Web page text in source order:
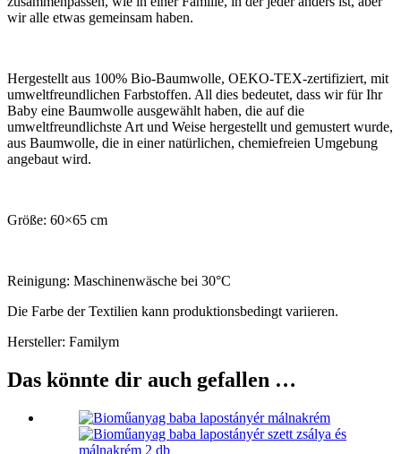
wir alle etwas gemeinsam haben.
Hergestellt aus 100% Bio-Baumwolle, OEKO-TEX-zertifiziert, mit
umweltfreundlichen Farbstoffen. All dies bedeutet, dass wir für Ihr
Baby eine Baumwolle ausgewählt haben, die auf die
umweltfreundlichste Art und Weise hergestellt und gemustert wurde,
aus Baumwolle, die in einer natürlichen, chemiefreien Umgebung
angebaut wird.
Größe: 60×65 cm
Reinigung: Maschinenwäsche bei 30°C
Die Farbe der Textilien kann produktionsbedingt variieren.
Hersteller: Familym
Das könnte dir auch gefallen …